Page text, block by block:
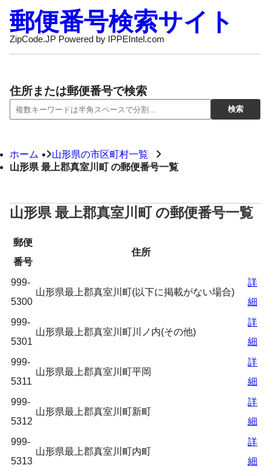
郵便番号検索サイト
ZipCode.JP Powered by IPPEIntel.com
住所または郵便番号で検索
ホーム
山形県の市区町村一覧
山形県 最上郡真室川町 の郵便番号一覧
山形県 最上郡真室川町 の郵便番号一覧
郵便
番号
住所
999-
5300
山形県最上郡真室川町(以下に掲載がない場合)
詳
細
999-
5301
山形県最上郡真室川町川ノ内(その他)
詳
細
999-
5311
山形県最上郡真室川町平岡
詳
細
999-
5312
山形県最上郡真室川町新町
詳
細
999-
5313
山形県最上郡真室川町内町
詳
細